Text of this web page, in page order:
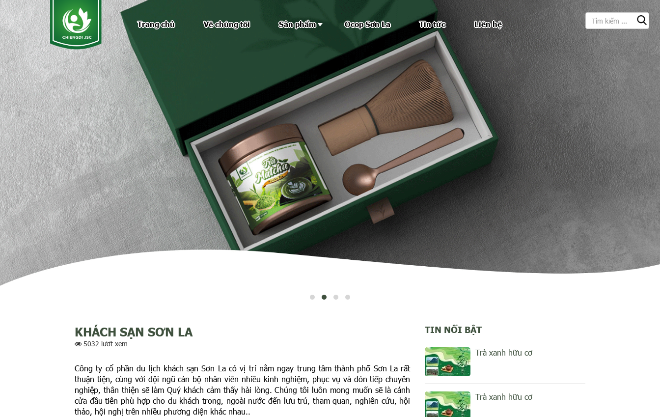
Nhảy đến nội dung
Trang chủ Về chúng tôi Sản phẩm Ocop Sơn La Tin tức Liên hệ Search form
Tìm kiếm
KHÁCH SẠN SƠN LA
5032 lượt xem
Công ty cổ phần du lịch khách sạn Sơn La có vị trí nằm ngay trung tâm thành phố Sơn La rất
thuận tiện, cùng với đội ngũ cán bộ nhân viên nhiều kinh nghiệm, phục vụ và đón tiếp chuyên
nghiệp, thân thiện sẽ làm Quý khách cảm thấy hài lòng. Chúng tôi luôn mong muốn sẽ là cánh
cửa đầu tiên phù hợp cho du khách trong, ngoài nước đến lưu trú, tham quan, nghiên cứu, hội
thảo, hội nghị trên nhiều phương diện khác nhau..
TIN NỔI BẬT
Trà xanh hữu cơ
Trà xanh hữu cơ